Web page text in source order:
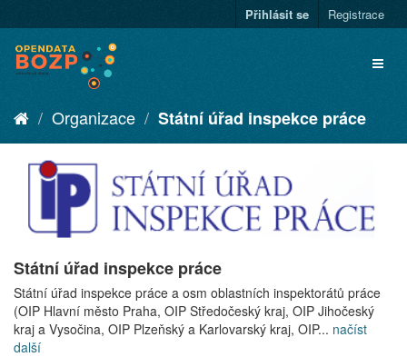
Přihlásit se Registrace
Organizace Státní úřad inspekce práce
Státní úřad inspekce práce
Státní úřad inspekce práce a osm oblastních inspektorátů práce
(OIP Hlavní město Praha, OIP Středočeský kraj, OIP Jihočeský
kraj a Vysočina, OIP Plzeňský a Karlovarský kraj, OIP... načíst
další